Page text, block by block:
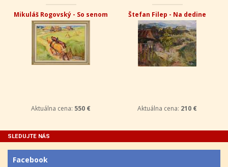
Mikuláš Rogovský - So senom
Aktuálna cena: 550 €
Štefan Filep - Na dedine
Aktuálna cena: 210 €
SLEDUJTE NÁS
Facebook